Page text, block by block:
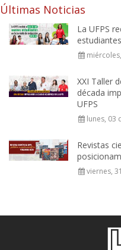
Últimas Noticias
La UFPS
XXI Taller
década
UFPS
lunes, 03
Revistas
viernes,